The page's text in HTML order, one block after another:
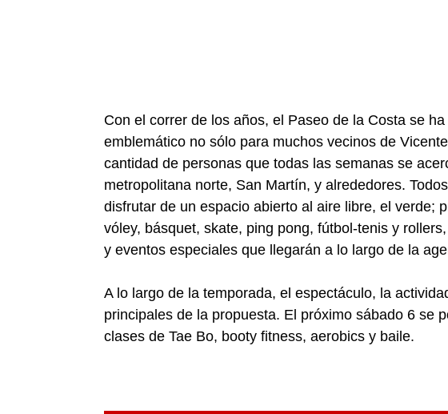
Con el correr de los años, el Paseo de la Costa se
emblemático no sólo para muchos vecinos de
cantidad de personas que todas las semanas se
metropolitana norte, San Martín, y alrededores.
disfrutar de un espacio abierto al aire libre, el verde;
vóley, básquet, skate, ping pong, fútbol-tenis y
y eventos especiales que llegarán a lo largo de la
A lo largo de la temporada, el espectáculo, la
principales de la propuesta. El próximo sábado 6 se
clases de Tae Bo, booty fitness, aerobics y baile.